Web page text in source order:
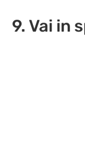
9. Vai in